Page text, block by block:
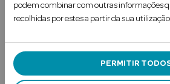
podem combinar com outras informações
recolhidas por estes a partir da sua
PERMITIR
Ler mais
Ingredientes